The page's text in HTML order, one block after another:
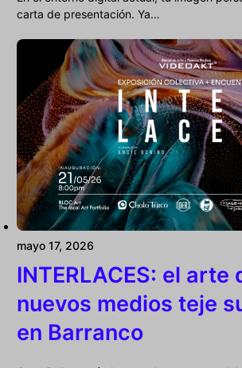
carta de presentación. Ya…
mayo 17, 2026
INTERLACES: el arte
nuevos medios teje
en Barranco